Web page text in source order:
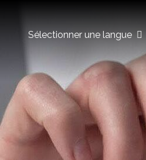
Sélectionner une langue